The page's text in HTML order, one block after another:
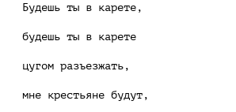
Будешь ты в карете,
будешь ты в карете
цугом разъезжать,
мне крестьяне будут,